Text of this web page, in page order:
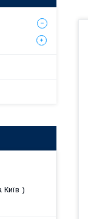
Київ )